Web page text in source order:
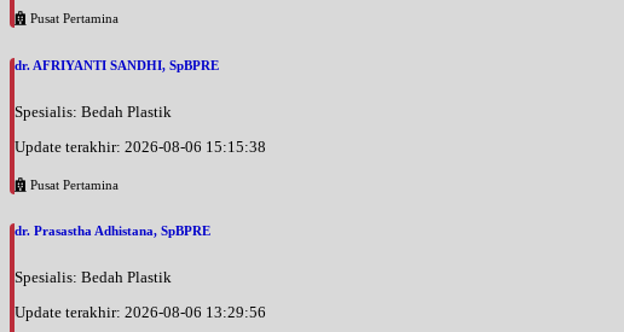
Pusat Pertamina
dr. AFRIYANTI SANDHI, SpBPRE
Spesialis: Bedah Plastik
Update terakhir: 2026-08-06 15:15:38
Pusat Pertamina
dr. Prasastha Adhistana, SpBPRE
Spesialis: Bedah Plastik
Update terakhir: 2026-08-06 13:29:56